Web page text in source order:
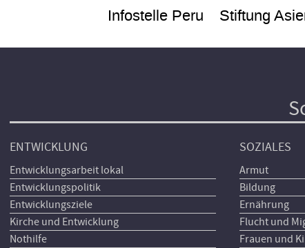
Infostelle Peru Stiftung
ENTWICKLUNG
Entwicklungsarbeit lokal
Entwicklungspolitik
Entwicklungsziele
Kirche und Entwicklung
Nothilfe
SOZIALES
Armut
Bildung
Ernährung
Flucht und
Frauen und